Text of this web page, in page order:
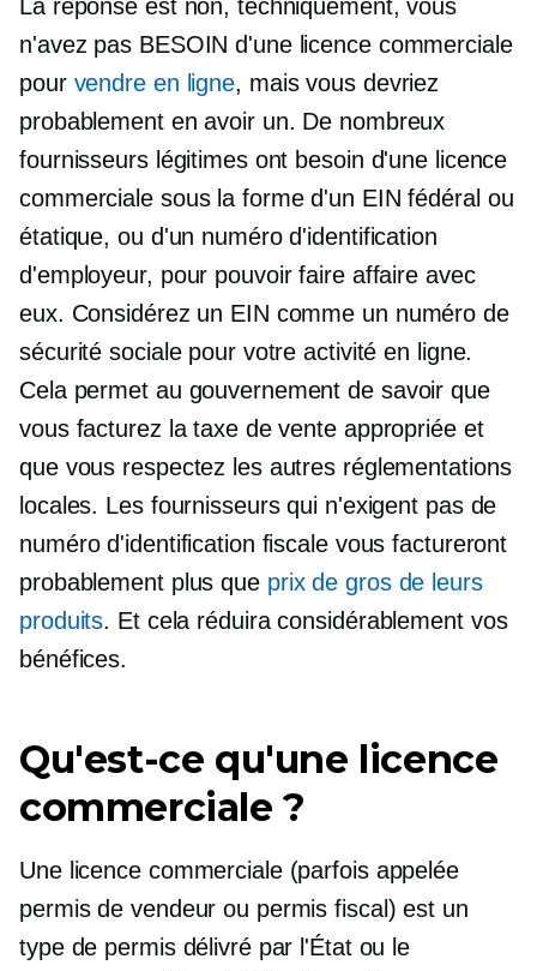
La réponse est non, techniquement, vous
n'avez pas BESOIN d'une licence commerciale
pour vendre en ligne, mais vous devriez
probablement en avoir un. De nombreux
fournisseurs légitimes ont besoin d'une licence
commerciale sous la forme d'un EIN fédéral ou
étatique, ou d'un numéro d'identification
d'employeur, pour pouvoir faire affaire avec
eux. Considérez un EIN comme un numéro de
sécurité sociale pour votre activité en ligne.
Cela permet au gouvernement de savoir que
vous facturez la taxe de vente appropriée et
que vous respectez les autres réglementations
locales. Les fournisseurs qui n'exigent pas de
numéro d'identification fiscale vous factureront
probablement plus que prix de gros de leurs
produits. Et cela réduira considérablement vos
bénéfices.
Qu'est-ce qu'une licence
commerciale ?
Une licence commerciale (parfois appelée
permis de vendeur ou permis fiscal) est un
type de permis délivré par l'État ou le